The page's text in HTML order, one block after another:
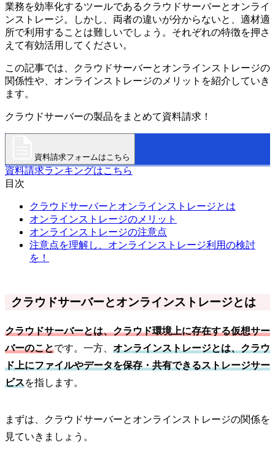
業務を効率化するツールであるクラウドサーバーとオンライ
ンストレージ。しかし、両者の違いが分からないと、適材適
所で利用することは難しいでしょう。それぞれの特徴を押さ
えて有効活用してください。
この記事では、クラウドサーバーとオンラインストレージの
関係性や、オンラインストレージのメリットを紹介していき
ます。
クラウドサーバーの製品をまとめて資料請求！
資料請求フォームはこちら
資料請求ランキングはこちら
目次
クラウドサーバーとオンラインストレージとは
オンラインストレージのメリット
オンラインストレージの注意点
注意点を理解し、オンラインストレージ利用の検討
を！
クラウドサーバーとオンラインストレージとは
クラウドサーバーとは、クラウド環境上に存在する仮想サー
バーのことです。一方、 オンラインストレージとは、クラウ
ド上にファイルやデータを保存・共有できるストレージサー
ビスを指します。
まずは、クラウドサーバーとオンラインストレージの関係を
見ていきましょう。